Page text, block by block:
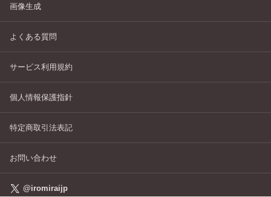
画像生成
よくある質問
サービス利用規約
個人情報保護指針
特定商取引法表記
お問い合わせ
@iromiraijp